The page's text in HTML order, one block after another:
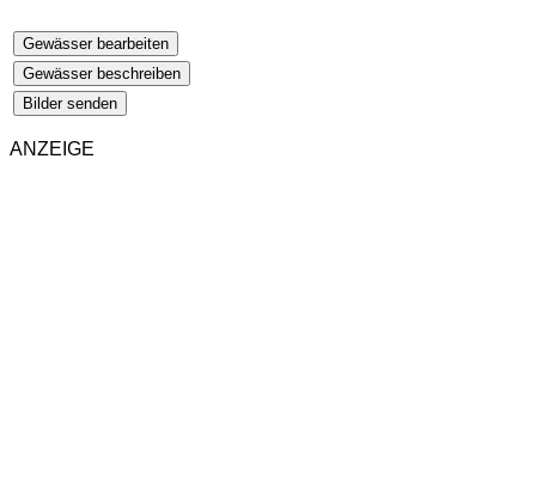
Gewässer bearbeiten
Gewässer beschreiben
Bilder senden
ANZEIGE